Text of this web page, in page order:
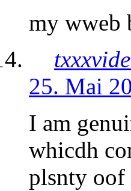
my wweb
25. Mai
I am
whicdh
plsnty oof